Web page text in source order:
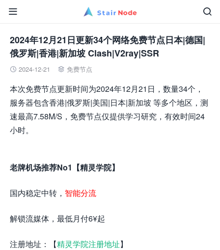


2024年12月21日更新34个网络免费节点日本|德国|
俄罗斯|香港|新加坡 Clash|V2ray|SSR
 2024-12-21  免费节点
本次免费节点更新时间为2024年12月21日，数量34个，
服务器包含香港|俄罗斯|美国|日本|新加坡 等多个地区，测
速最高7.58M/S，免费节点仅提供学习研究，有效时间24
小时。
老牌机场推荐No1【精灵学院】
国内稳定中转， 智能分流
解锁流媒体，最低月付6¥起
注册地址：【精灵学院注册地址】